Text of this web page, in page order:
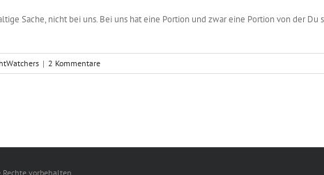
Sache, nicht bei uns. Bei uns hat eine Portion und zwar eine Portion von der Du
| 2 Kommentare
vorbehalten